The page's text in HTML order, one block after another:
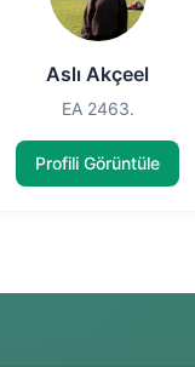
Aslı Akçeel
EA 2463.
Profili Görüntüle